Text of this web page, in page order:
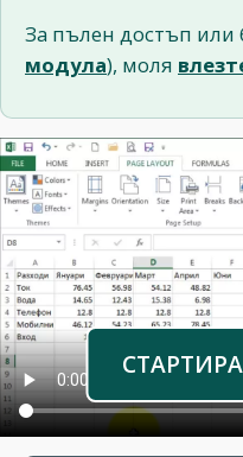
За пълен достъп или
модула), моля